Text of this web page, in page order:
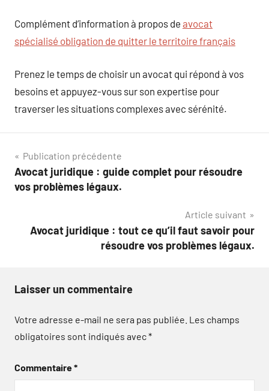
Complément d’information à propos de avocat
spécialisé obligation de quitter le territoire français
Prenez le temps de choisir un avocat qui répond à vos
besoins et appuyez-vous sur son expertise pour
traverser les situations complexes avec sérénité.
Navigation
de
Publication précédente
Avocat juridique : guide complet pour résoudre
vos problèmes légaux.
Article suivant
Avocat juridique : tout ce qu’il faut savoir pour
résoudre vos problèmes légaux.
Laisser un commentaire
Votre adresse e-mail ne sera pas publiée. Les champs
obligatoires sont indiqués avec*
Commentaire*